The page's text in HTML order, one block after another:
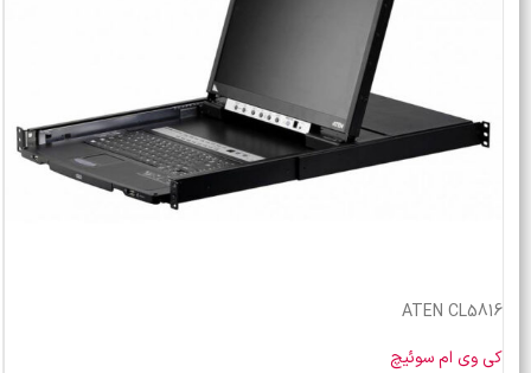
ATEN CL5816
کی وی ام سوئیچ